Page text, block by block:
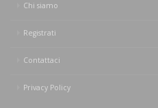
Chi siamo
Registrati
Contattaci
Privacy Policy